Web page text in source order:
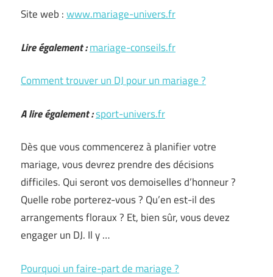
Site web :www.mariage-univers.fr
Lire également :mariage-conseils.fr
Comment trouver un DJ pour un mariage ?
A lire également :sport-univers.fr
Dès que vous commencerez à planifier votre
mariage, vous devrez prendre des décisions
difficiles. Qui seront vos demoiselles d’honneur ?
Quelle robe porterez-vous ? Qu’en est-il des
arrangements floraux ? Et, bien sûr, vous devez
engager un DJ. Il y …
Pourquoi un faire-part de mariage ?